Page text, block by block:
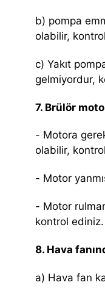
b) pompa
olabilir,
c) Yakıt
gelmiyordur,
7. Brülör
- Motora
olabilir,
- Motor
- Motor
kontrol ediniz.
8. Hava
a) Hava fan